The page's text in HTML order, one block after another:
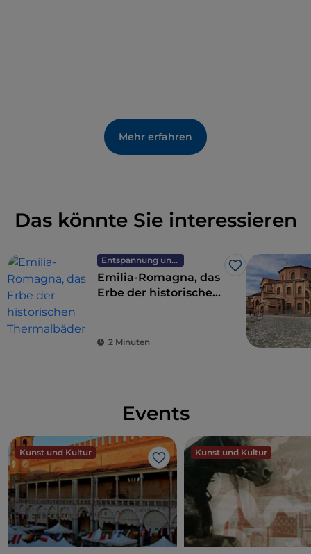
Mehr erfahren
Das könnte Sie interessieren
Entspannung und Wellness
Like
Emilia-Romagna, das
Erbe der historischen
2 Minuten
Events
Kunst und Kultur
Like
Kunst und Kultur